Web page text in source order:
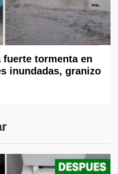
fuerte tormenta en
inundadas, granizo